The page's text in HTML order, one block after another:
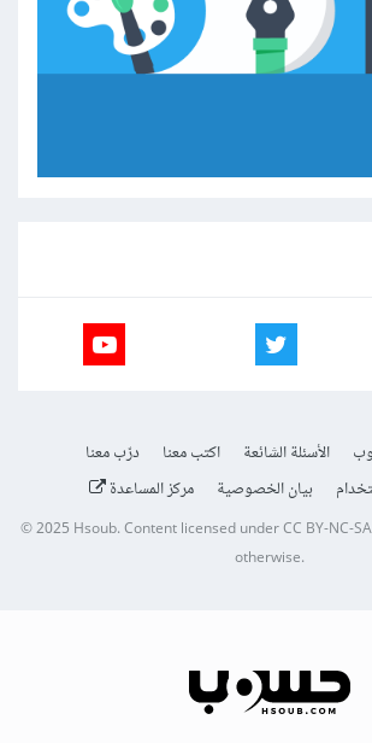
الأسئلة الشائعة اكتب معنا
درّب معنا
بيان الخصوصية مركز المساعدة
© 2025Hsoub.Content licensed underCC BY-NC-
otherwise.